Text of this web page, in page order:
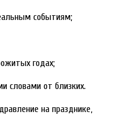
событиям;
годах;
словами от близких.
на празднике,